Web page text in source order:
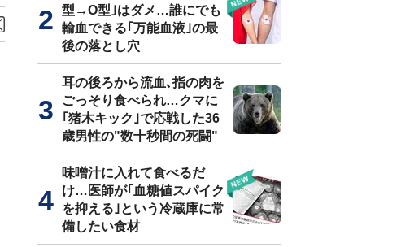
型→O型｣はダメ…誰にでも
輸血できる｢万能血液｣の最
後の落とし穴
耳の後ろから流血､指の肉を
ごっそり食べられ…クマに
｢猪木キック｣で応戦した36
歳男性の"数十秒間の死闘"
味噌汁に入れて食べるだ
け…医師が｢血糖値スパイク
を抑える｣という冷蔵庫に常
備したい食材